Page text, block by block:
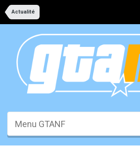
Actualité
Menu GTANF